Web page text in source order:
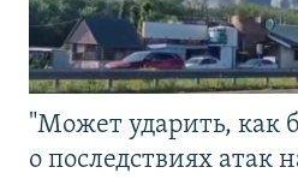
"Может ударить, как
о последствиях атак